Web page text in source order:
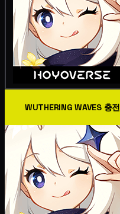
WUTHERING WAVES 충전